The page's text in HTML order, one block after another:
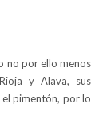
no por ello menos
y Alava, sus
pimentón, por lo